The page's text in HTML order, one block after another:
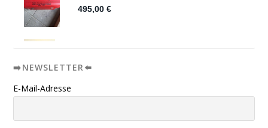
➡️NEWSLETTER⬅️
E-Mail-Adresse